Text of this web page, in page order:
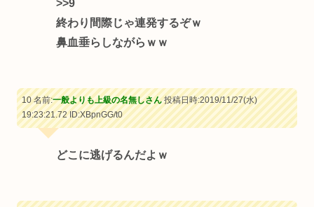
>>9
終わり間際じゃ連発するぞｗ
鼻血垂らしながらｗｗ
10 名前:一般よりも上級の名無しさん投稿日時:2019/11/27(水)
19:23:21.72ID:XBpnGG/t0
どこに逃げるんだよｗ